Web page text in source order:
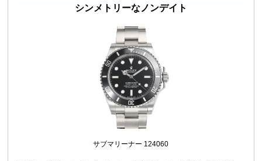
シンメトリーなノンデイト
サブマリーナー 124060